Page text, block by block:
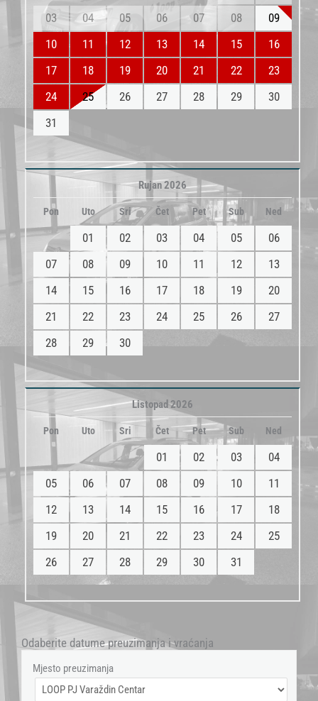
03
04 05 06 07 08
09
10
11 12 13 14 15
16
17
18 19 20 21 22
23
24
25 26 27 28 29
30
31
Rujan 2026
Pon Uto Sri Čet Pet Sub Ned
01 02 03 04 05
06
07
08 09 10 11 12
13
14
15 16 17 18 19
20
21
22 23 24 25 26
27
28
29 30
Listopad 2026
Pon Uto Sri Čet Pet Sub Ned
01 02 03
04
05
06 07 08 09 10
11
12
13 14 15 16 17
18
19
20 21 22 23 24
25
26
27 28 29 30 31
Odaberite datume preuzimanja i vraćanja
Mjesto preuzimanja